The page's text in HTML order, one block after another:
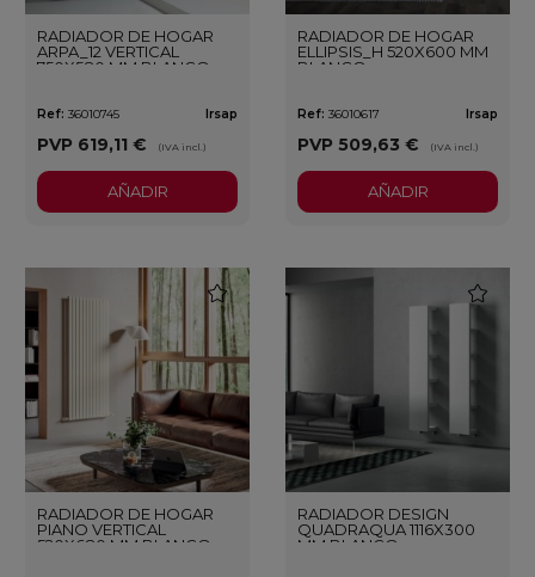
RADIADOR DE HOGAR
ARPA_12 VERTICAL
750X580 MM BLANCO
Ref: 36010745 Irsap
PVP 619,11 € (IVA incl.)
AÑADIR
RADIADOR DE HOGAR
ELLIPSIS_H 520X600 MM
BLANCO
Ref: 36010617 Irsap
PVP 509,63 € (IVA incl.)
AÑADIR
RADIADOR DE HOGAR
PIANO VERTICAL
520X680 MM BLANCO
favorite
RADIADOR DESIGN
QUADRAQUA 1116X300
MM BLANCO